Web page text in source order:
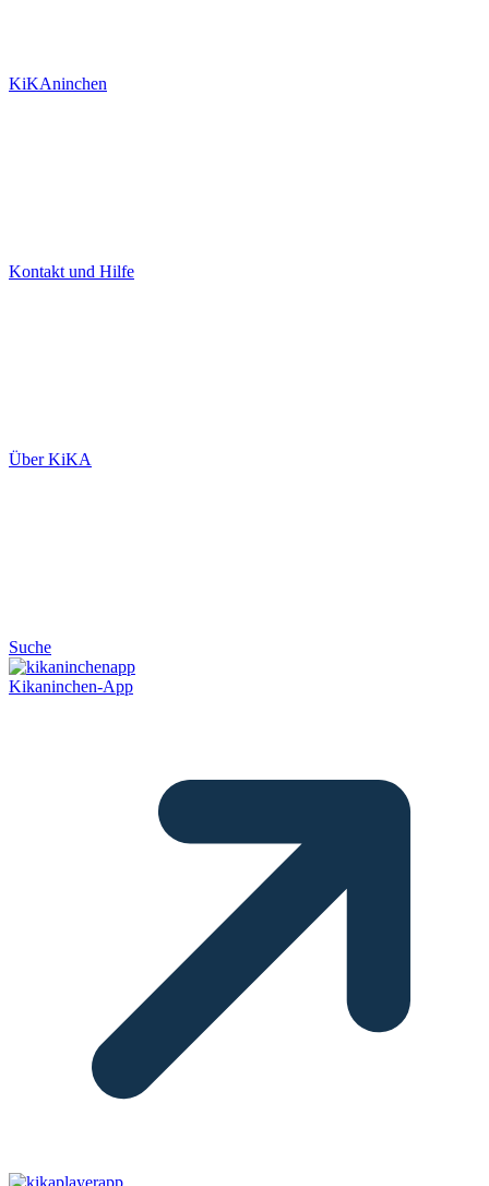
KiKAninchen
Kontakt und Hilfe
Über KiKA
Suche
Kikaninchen-App